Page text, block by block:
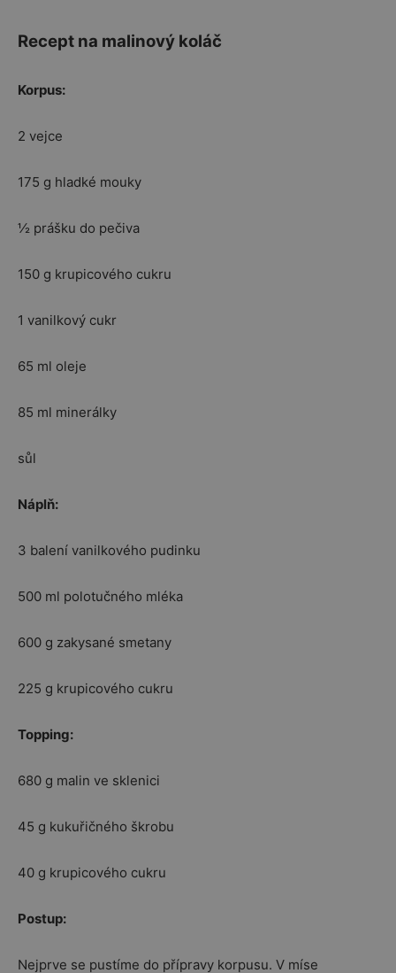
Recept na malinový koláč
Korpus:
2 vejce
175 g hladké mouky
½ prášku do pečiva
150 g krupicového cukru
1 vanilkový cukr
65 ml oleje
85 ml minerálky
sůl
Náplň:
3 balení vanilkového pudinku
500 ml polotučného mléka
600 g zakysané smetany
225 g krupicového cukru
Topping:
680 g malin ve sklenici
45 g kukuřičného škrobu
40 g krupicového cukru
Postup:
Nejprve se pustíme do přípravy korpusu. V míse